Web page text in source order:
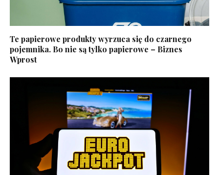
Te papierowe produkty wyrzuca się do czarnego
pojemnika. Bo nie są tylko papierowe – Biznes
Wprost